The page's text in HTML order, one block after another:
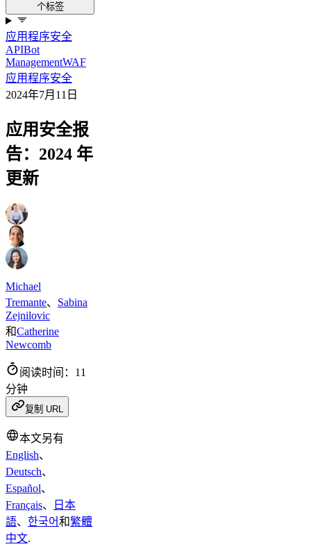
个标签
应用程序安全
APIBot
ManagementWAF
应用程序安全
2024年7月11日
应用安全报
告：2024 年
更新
Michael
Tremante、 Sabina
Zejnilovic
和Catherine
Newcomb
阅读时间：11
分钟
复制 URL
本文另有
English、
Deutsch、
Español、
Français、
日本
語、 한국어和繁體
中文.